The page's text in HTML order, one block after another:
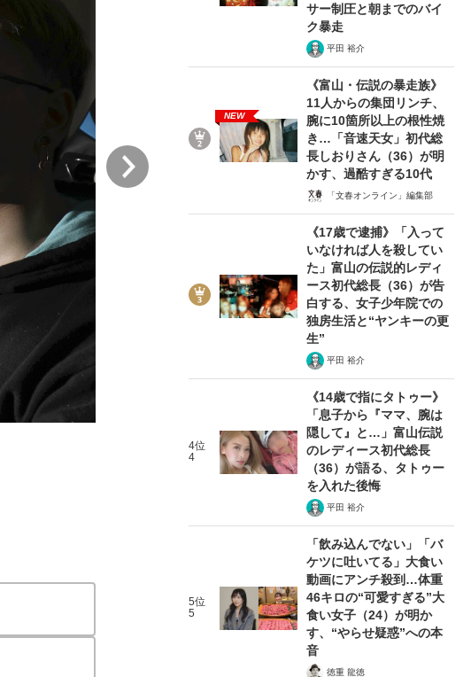
2/4
サー制圧と朝までのバイ
ク暴走
平田 裕介
NEW
《富山・伝説の暴走族》
11人からの集団リンチ、
腕に10箇所以上の根性焼
き…「音速天女」初代総
長しおりさん（36）が明
かす、過酷すぎる10代
「文春オンライン」編集部
《17歳で逮捕》「入って
いなければ人を殺してい
た」富山の伝説的レディ
ース初代総長（36）が告
白する、女子少年院での
独房生活と“ヤンキーの更
生”
平田 裕介
4位
4
《14歳で指にタトゥー》
「息子から『ママ、腕は
隠して』と…」富山伝説
のレディース初代総長
（36）が語る、タトゥー
を入れた後悔
平田 裕介
5位
5
「飲み込んでない」「バ
ケツに吐いてる」大食い
動画にアンチ殺到…体重
46キロの“可愛すぎる”大
食い女子（24）が明か
す、“やらせ疑惑”への本
音
徳重 龍徳